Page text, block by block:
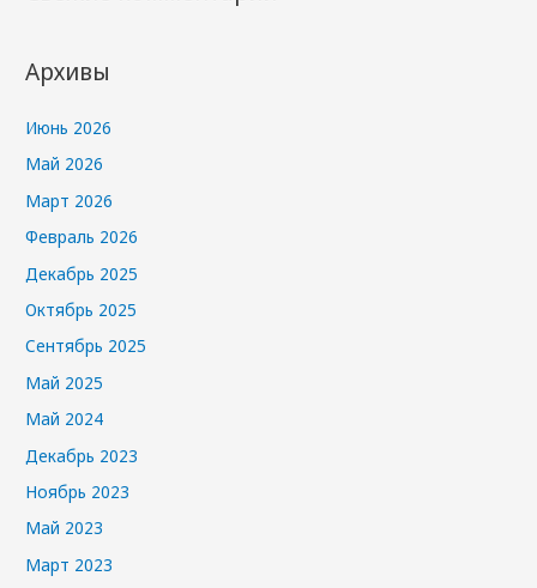
Архивы
Июнь 2026
Май 2026
Март 2026
Февраль 2026
Декабрь 2025
Октябрь 2025
Сентябрь 2025
Май 2025
Май 2024
Декабрь 2023
Ноябрь 2023
Май 2023
Март 2023